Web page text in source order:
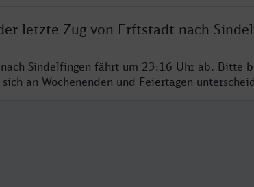
letzte Zug von Erftstadt nach
Sindelfingen fährt um 23:16 Uhr ab. Bitte
an Wochenenden und Feiertagen